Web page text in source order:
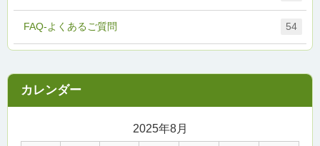
FAQ-よくあるご質問 54
2025年8月